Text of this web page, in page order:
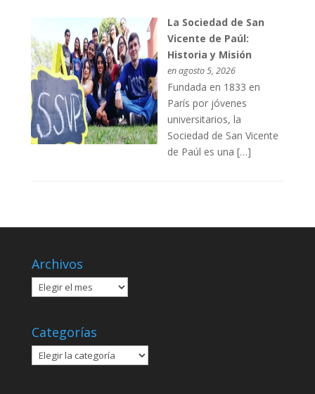
La Sociedad de San
Vicente de Paúl:
Historia y Misión
en agosto 5, 2026
Fundada en 1833 en
París por jóvenes
universitarios, la
Sociedad de San Vicente
de Paúl es una […]
Archivos
Archivos
Categorías
Categorías